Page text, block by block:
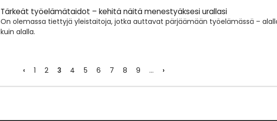
Tärkeät työelämätaidot – kehitä näitä menestyäksesi urallasi
On olemassa tiettyjä yleistaitoja, jotka auttavat pärjäämään työelämässä –
kuin alalla.
‹ 1 2 3 4 5 6 7 8 9 … ›